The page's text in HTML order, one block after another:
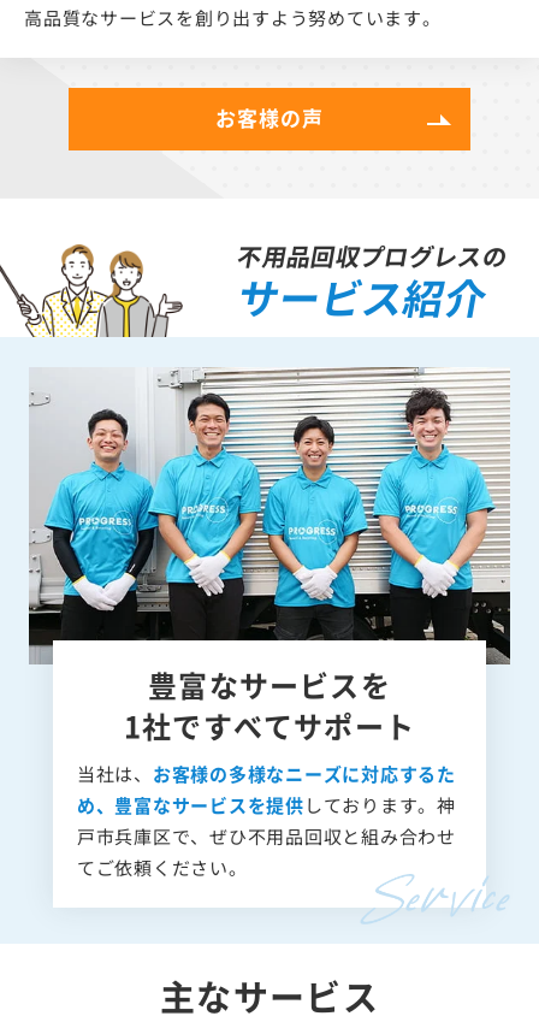
高品質なサービスを創り出すよう努めています。
お客様の声
不用品回収プログレスの
サービス紹介
豊富なサービスを
1社ですべてサポート
当社は、 お客様の多様なニーズに対応するた
め、豊富なサービスを提供しております。神
戸市兵庫区で、ぜひ不用品回収と組み合わせ
てご依頼ください。
主なサービス